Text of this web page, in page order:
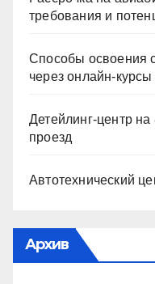
требования и
Способы освоения
через онлайн-курсы
Детейлинг-центр
проезд
Автотехнический
Архив